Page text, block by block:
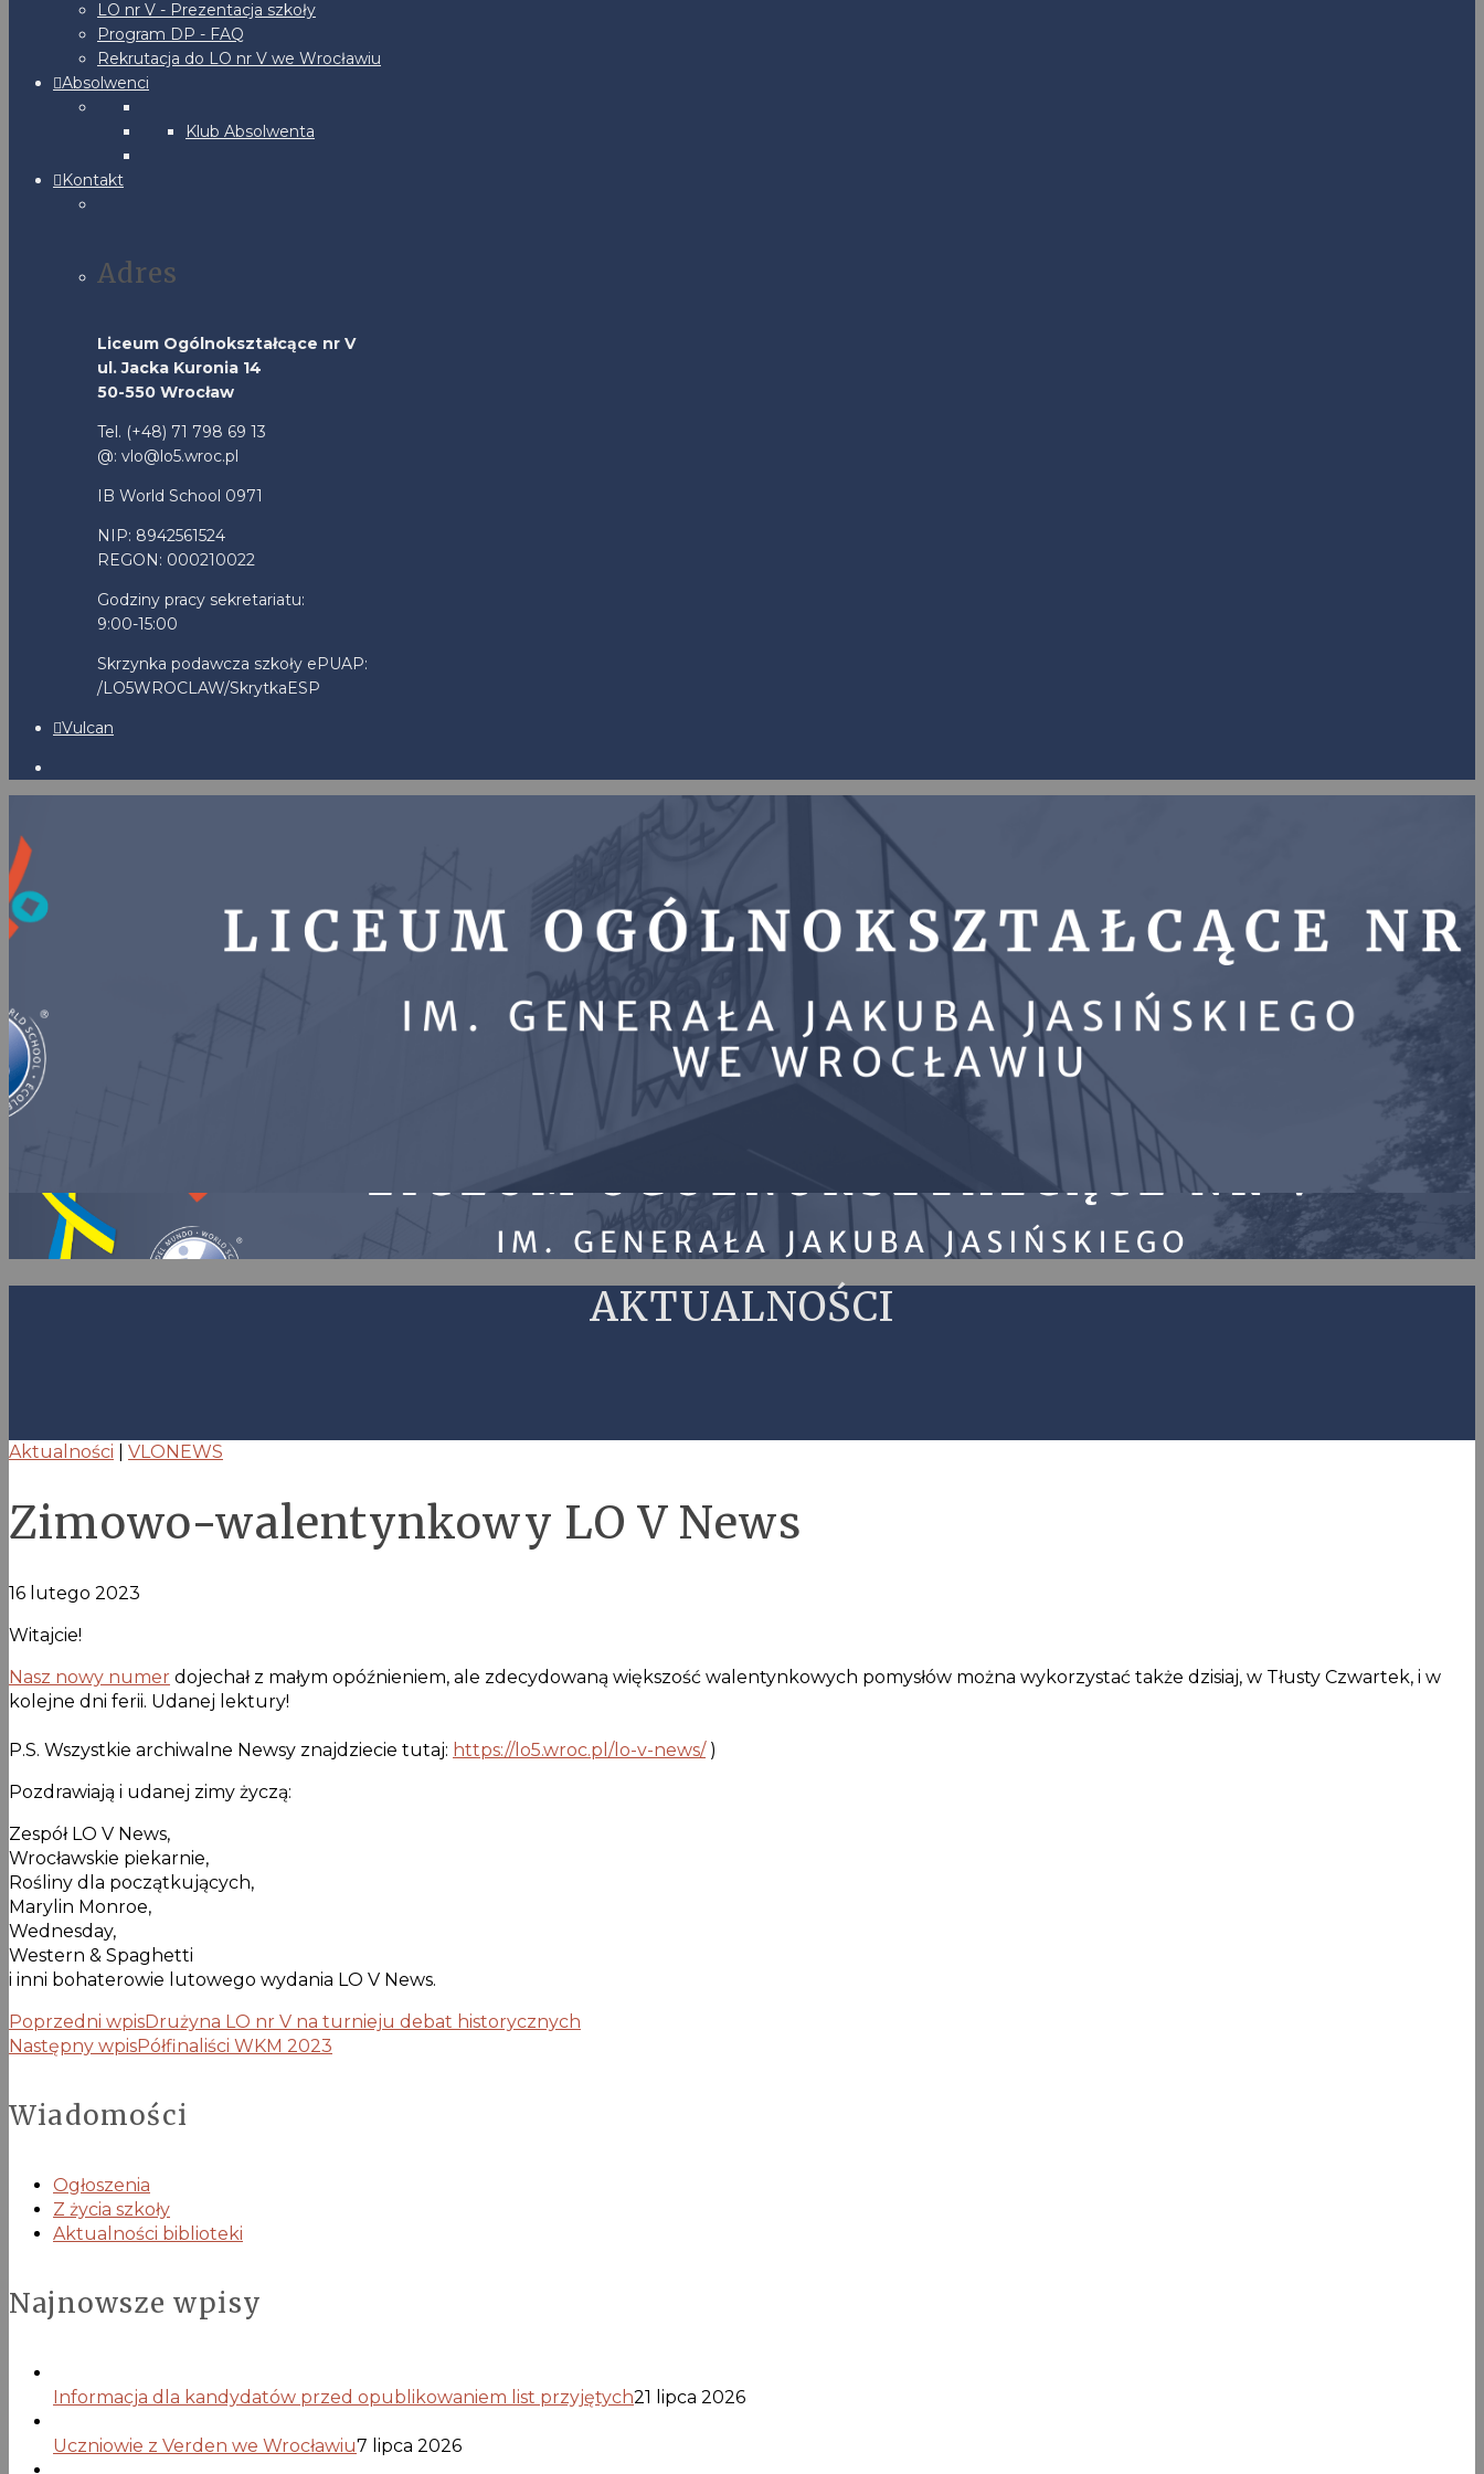
LO nr V - Prezentacja szkoły
Program DP - FAQ
Rekrutacja do LO nr V we Wrocławiu
Absolwenci
Klub Absolwenta
Kontakt
Adres
Liceum Ogólnokształcące nr V
ul. Jacka Kuronia 14
50-550 Wrocław
Tel. (+48) 71 798 69 13
@: vlo@lo5.wroc.pl
IB World School 0971
NIP: 8942561524
REGON: 000210022
Godziny pracy sekretariatu:
9:00-15:00
Skrzynka podawcza szkoły ePUAP:
/LO5WROCLAW/SkrytkaESP
Vulcan
AKTUALNOŚCI
Aktualności VLONEWS
Zimowo-walentynkowy LO V News
16 lutego 2023
Witajcie!
Nasz nowy numer dojechał z małym opóźnieniem, ale zdecydowaną większość walentynkowych pomysłów można wykorzystać także dzisiaj, w Tłusty Czwartek, i w
kolejne dni ferii. Udanej lektury!
P.S. Wszystkie archiwalne Newsy znajdziecie tutaj: https://lo5.wroc.pl/lo-v-news/ )
Pozdrawiają i udanej zimy życzą:
Zespół LO V News,
Wrocławskie piekarnie,
Rośliny dla początkujących,
Marylin Monroe,
Wednesday,
Western & Spaghetti
i inni bohaterowie lutowego wydania LO V News.
Poprzedni wpisDrużyna LO nr V na turnieju debat historycznych
Następny wpisPółfinaliści WKM 2023
Wiadomości
Ogłoszenia
Z życia szkoły
Aktualności biblioteki
Najnowsze wpisy
Informacja dla kandydatów przed opublikowaniem list przyjętych21 lipca 2026
Uczniowie z Verden we Wrocławiu7 lipca 2026